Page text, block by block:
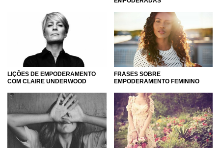
LIÇÕES DE EMPODERAMENTO
COM CLAIRE UNDERWOOD
FRASES SOBRE
EMPODERAMENTO FEMININO